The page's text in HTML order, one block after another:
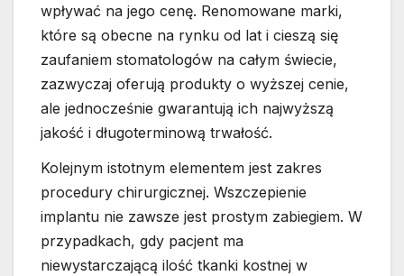
wpływać na jego cenę. Renomowane marki,
które są obecne na rynku od lat i cieszą się
zaufaniem stomatologów na całym świecie,
zazwyczaj oferują produkty o wyższej cenie,
ale jednocześnie gwarantują ich najwyższą
jakość i długoterminową trwałość.
Kolejnym istotnym elementem jest zakres
procedury chirurgicznej. Wszczepienie
implantu nie zawsze jest prostym zabiegiem. W
przypadkach, gdy pacjent ma
niewystarczającą ilość tkanki kostnej w